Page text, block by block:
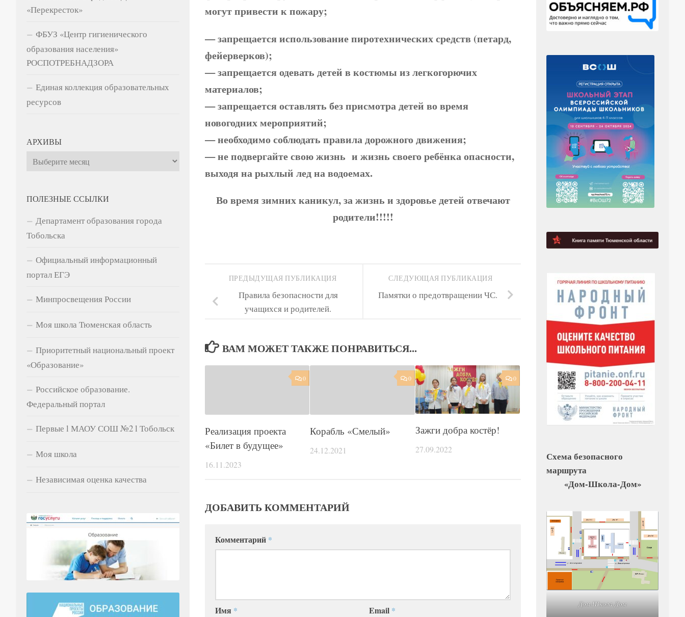
могут привести к пожару;
— запрещается использование пиротехнических средств (петард,
фейерверков);
— запрещается одевать детей в костюмы из легкогорючих
материалов;
— запрещается оставлять без присмотра детей во время
новогодних мероприятий;
— необходимо соблюдать правила дорожного движения;
— не подвергайте свою жизнь и жизнь своего ребёнка опасности,
выходя на рыхлый лед на водоемах.
Во время зимних каникул, за жизнь и здоровье детей отвечают
родители!!!!!
СЛЕДУЮЩАЯ ПУБЛИКАЦИЯ
Памятки о предотвращении ЧС.
ПРЕДЫДУЩАЯ ПУБЛИКАЦИЯ
Правила безопасности для
учащихся и родителей.
ВАМ МОЖЕТ ТАКЖЕ ПОНРАВИТЬСЯ...
0
Реализация проекта
«Билет в будущее»
16.11.2023
0
Корабль «Смелый»
24.12.2021
0
Зажги добра костёр!
27.09.2022
ДОБАВИТЬ КОММЕНТАРИЙ
Комментарий *
Имя * Email *
«Перекресток»
ФБУЗ «Центр гигиенического
образования населения»
РОСПОТРЕБНАДЗОРА
Единая коллекция образовательных
ресурсов
АРХИВЫ
Архивы
ПОЛЕЗНЫЕ ССЫЛКИ
Департамент образования города
Тобольска
Официальный информационный
портал ЕГЭ
Минпросвещения России
Моя школа Тюменская область
Приоритетный национальный проект
«Образование»
Российское образование.
Федеральный портал
Первые l МАОУ СОШ №2 l Тобольск
Моя школа
Независимая оценка качества
Схема безопасного
маршрута
«Дом-Школа-Дом»
Дом-Школа-Дом